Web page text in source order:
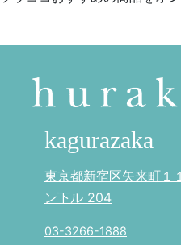
kagurazaka
東京都新宿区矢来町１
ン下ル 204
03-3266-1888